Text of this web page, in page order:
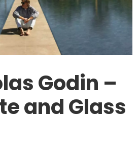
Godin –
and Glass